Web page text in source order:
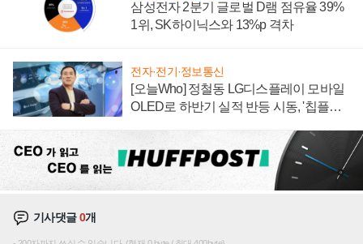
삼성전자 2분기 글로벌 D램 점유율 39%
1위, SK하이닉스와 13%p 격차
전자·전기·정보통신
[오늘Who] 정철동 LG디스플레이 모바일
OLED로 하반기 실적 반등 시동, '칩플레
기사댓글0개